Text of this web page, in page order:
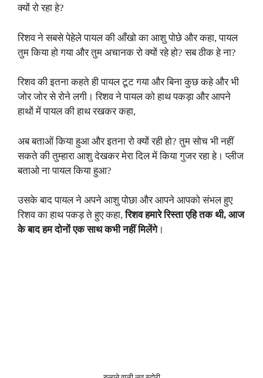
क्यों रो रहा हे?
रिशव ने सबसे पेहेले पायल की आँखो का आशु पोछे और कहा, पायल
तुम किया हो गया और तुम अचानक रो क्यों रहे हो? सब ठीक हे ना?
रिशव की इतना कहते ही पायल टूट गया और बिना कुछ कहे और भी
जोर जोर से रोने लगी। रिशव ने पायल को हाथ पकड़ा और आपने
हाथों में पायल की हाथ रखकर कहा,
अब बताओं किया हुआ और इतना रो क्यों रही हो? तुम सोच भी नहीं
सकते की तुम्हारा आशु देखकर मेरा दिल में किया गुजर रहा हे। प्लीज
बताओ ना पायल किया हुआ?
उसके बाद पायल ने अपने आशु पोछा और आपने आपको संभल हुए
रिशव का हाथ पकड़ ते हुए कहा,रिशव हमारे रिस्ता एहि तक थी, आज
के बाद हम दोनों एक साथ कभी नहीं मिलेंगे।